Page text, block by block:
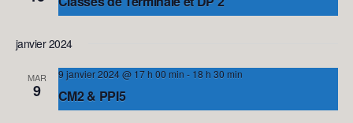
janvier 2024
MAR
9
9 janvier 2024 @ 17 h 00 min - 18 h 30 min
CM2 & PPI5